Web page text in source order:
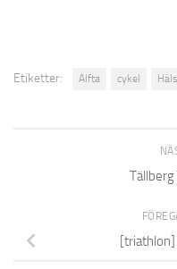
Etiketter: Alfta cykel